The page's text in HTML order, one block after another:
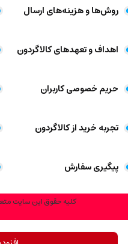
روش‌ها و هزینه‌های ارسال
اهداف و تعهد‌های کالاگردون
حریم خصوصی کاربران
تجربه خرید از کالاگردون
پیگیری سفارش
کلیه حقوق این سایت